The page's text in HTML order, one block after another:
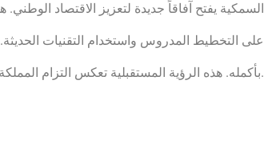
السمكية يفتح آفاقاً جديدة لتعزيز الاقتصاد
على التخطيط المدروس واستخدام التقنيات
بأكمله. هذه الرؤية المستقبلية تعكس التزام المملكة بتحقيق التنمية المستدامة.